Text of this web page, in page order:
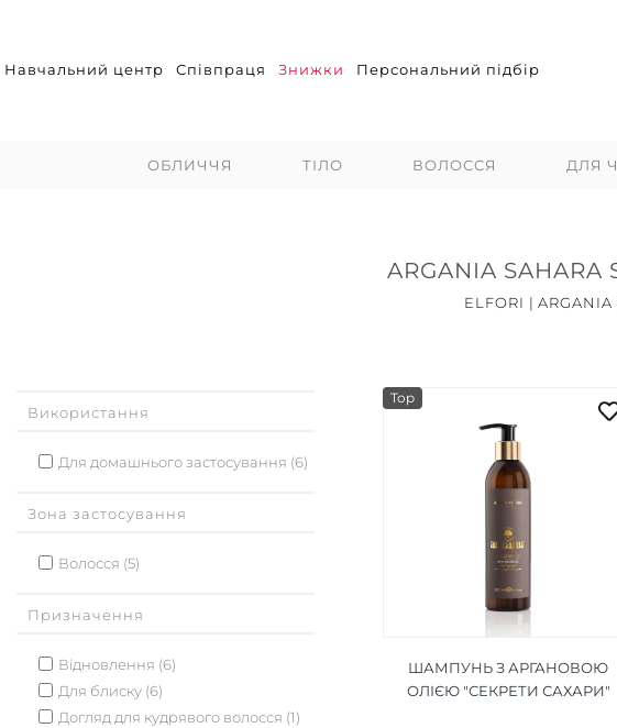
Навчальний центр Співпраця Знижки Персональний підбір
ОБЛИЧЧЯ ТІЛО ВОЛОССЯ ДЛЯ
ARGANIA
ELFORI |
Використання
Для домашнього застосування (6)
Зона застосування
Волосся (5)
Призначення
Відновлення (6)
Для блиску (6)
Догляд для кудрявого волосся (1)
Top
ШАМПУНЬ З АРГАНОВОЮ
ОЛІЄЮ "СЕКРЕТИ САХАРИ"